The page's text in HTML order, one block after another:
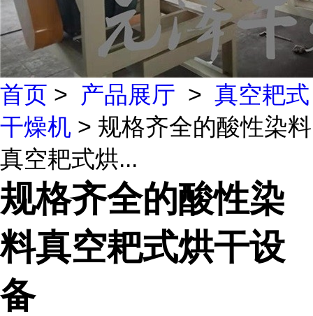
首页 > 产品展厅 > 真空耙式
干燥机 > 规格齐全的酸性染料
真空耙式烘...
规格齐全的酸性染
料真空耙式烘干设
备